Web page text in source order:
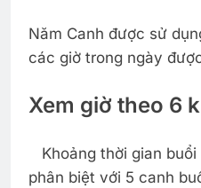
Năm Canh được sử
các giờ trong ngày
Xem giờ theo 6
Khoảng thời gian buổi
phân biệt với 5 canh